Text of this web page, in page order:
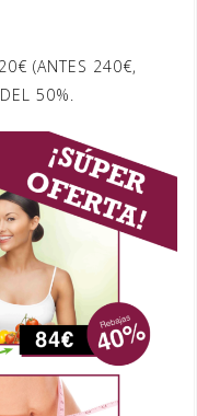
(ANTES 240€,
50%.